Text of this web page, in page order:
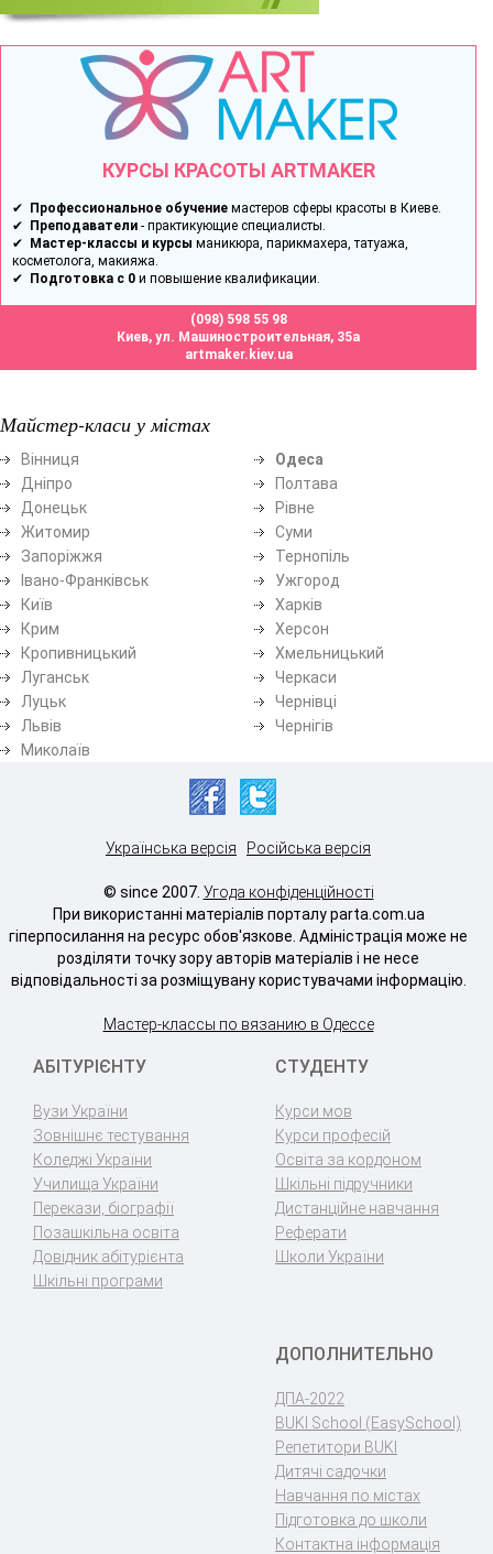
КУРСЫ КРАСОТЫ ARTMAKER
✔ Профессиональное обучение мастеров сферы красоты в Киеве.
✔ Преподаватели - практикующие специалисты.
✔ Мастер-классы и курсы маникюра, парикмахера, татуажа,
косметолога, макияжа.
✔ Подготовка с 0 и повышение квалификации.
(098) 598 55 98
Киев, ул. Машиностроительная, 35а
artmaker.kiev.ua
Майстер-класи у містах
Вінниця
Дніпро
Донецьк
Житомир
Запоріжжя
Івано-Франківськ
Київ
Крим
Кропивницький
Луганськ
Луцьк
Львів
Миколаїв
Одеса
Полтава
Рівне
Суми
Тернопіль
Ужгород
Харків
Херсон
Хмельницький
Черкаси
Чернівці
Чернігів
Українська версія Російська версія
© since 2007. Угода конфіденційності
При використанні матеріалів порталу parta.com.ua
гіперпосилання на ресурс обов'язкове. Адміністрація може не
розділяти точку зору авторів матеріалів і не несе
відповідальності за розміщувану користувачами інформацію.
Мастер-классы по вязанию в Одессе
АБІТУРІЄНТУ
Вузи України
Зовнішнє тестування
Коледжі України
Училища України
Перекази, біографії
Позашкільна освіта
Довідник абітурієнта
Шкільні програми
СТУДЕНТУ
Курси мов
Курси професій
Освіта за кордоном
Шкільні підручники
Дистанційне навчання
Реферати
Школи України
ДОПОЛНИТЕЛЬНО
ДПА-2022
BUKI School (EasySchool)
Репетитори BUKI
Дитячі садочки
Навчання по містах
Підготовка до школи
Контактна інформація